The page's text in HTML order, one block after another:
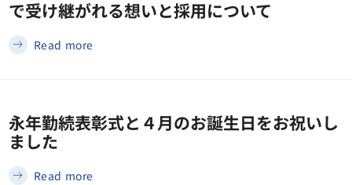
で受け継がれる想いと採用について
Read more
永年勤続表彰式と４月のお誕生日をお祝いし
ました
Read more